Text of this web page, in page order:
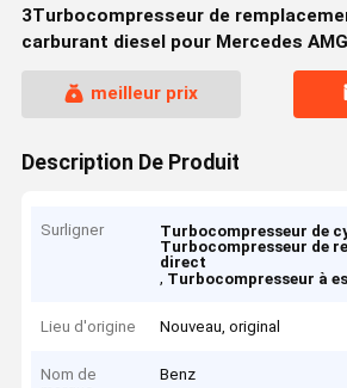
3Turbocompresseur de
carburant diesel pour Mercedes
meilleur prix
Description De Produit
Surligner Turbocompresseur de
Turbocompresseur de
direct
, Turbocompresseur à
Lieu d'origine Nouveau, original
Nom de
Benz